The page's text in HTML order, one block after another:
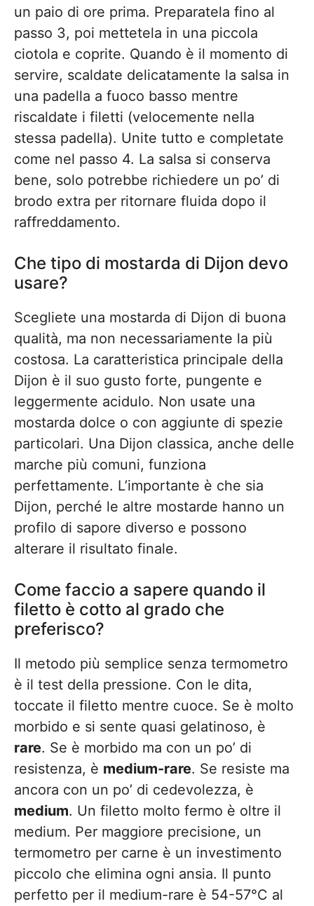
un paio di ore prima. Preparatela fino al
passo 3, poi mettetela in una piccola
ciotola e coprite. Quando è il momento di
servire, scaldate delicatamente la salsa in
una padella a fuoco basso mentre
riscaldate i filetti (velocemente nella
stessa padella). Unite tutto e completate
come nel passo 4. La salsa si conserva
bene, solo potrebbe richiedere un po’ di
brodo extra per ritornare fluida dopo il
raffreddamento.
Che tipo di mostarda di Dijon devo
usare?
Scegliete una mostarda di Dijon di buona
qualità, ma non necessariamente la più
costosa. La caratteristica principale della
Dijon è il suo gusto forte, pungente e
leggermente acidulo. Non usate una
mostarda dolce o con aggiunte di spezie
particolari. Una Dijon classica, anche delle
marche più comuni, funziona
perfettamente. L’importante è che sia
Dijon, perché le altre mostarde hanno un
profilo di sapore diverso e possono
alterare il risultato finale.
Come faccio a sapere quando il
filetto è cotto al grado che
preferisco?
Il metodo più semplice senza termometro
è il test della pressione. Con le dita,
toccate il filetto mentre cuoce. Se è molto
morbido e si sente quasi gelatinoso, è
rare. Se è morbido ma con un po’ di
resistenza, è medium-rare. Se resiste ma
ancora con un po’ di cedevolezza, è
medium. Un filetto molto fermo è oltre il
medium. Per maggiore precisione, un
termometro per carne è un investimento
piccolo che elimina ogni ansia. Il punto
perfetto per il medium-rare è 54-57°C al